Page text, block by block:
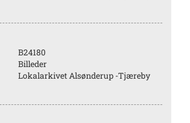
B24180
Billeder
Lokalarkivet Alsønderup -Tjæreby